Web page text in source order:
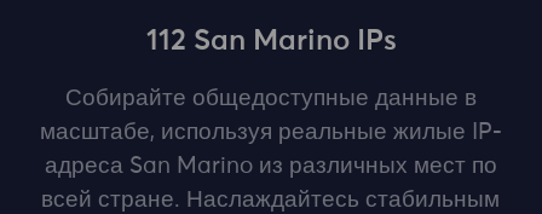
112 San Marino IPs
Собирайте общедоступные данные в
масштабе, используя реальные жилые IP-
адреса San Marino из различных мест по
всей стране. Наслаждайтесь стабильным